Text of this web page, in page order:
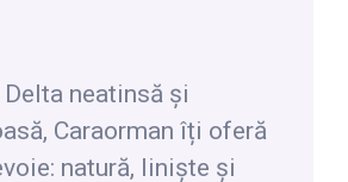
neatinsă și
Caraorman îți oferă
natură, liniște și